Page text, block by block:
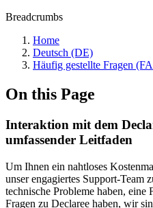
Breadcrumbs
Home
Deutsch (DE)
Häufig gestellte Fragen
On this Page
Interaktion mit dem
umfassender Leitfaden
Um Ihnen ein nahtloses
unser engagiertes Support-Team
technische Probleme haben, eine
Fragen zu Declaree haben, wir